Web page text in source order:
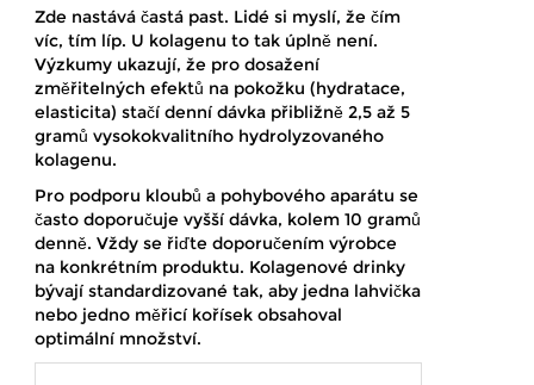
Zde nastává častá past. Lidé si myslí, že čím
víc, tím líp. U kolagenu to tak úplně není.
Výzkumy ukazují, že pro dosažení
změřitelných efektů na pokožku (hydratace,
elasticita) stačí denní dávka přibližně 2,5 až 5
gramů vysokokvalitního hydrolyzovaného
kolagenu.
Pro podporu kloubů a pohybového aparátu se
často doporučuje vyšší dávka, kolem 10 gramů
denně. Vždy se řiďte doporučením výrobce
na konkrétním produktu. Kolagenové drinky
bývají standardizované tak, aby jedna lahvička
nebo jedno měřicí kořísek obsahoval
optimální množství.